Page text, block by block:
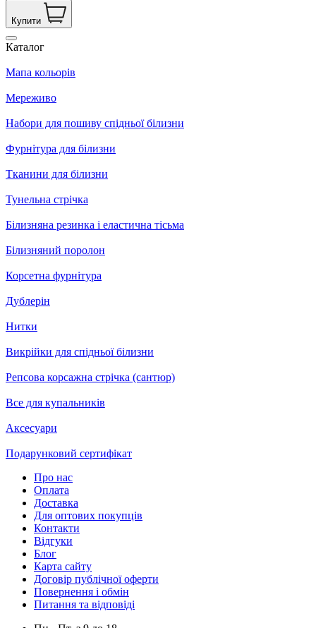
Купити
Каталог
Мапа кольорів
Мереживо
Набори для пошиву спідньої білизни
Фурнітура для білизни
Тканини для білизни
Тунельна стрічка
Білизняна резинка і еластична тісьма
Білизняний поролон
Корсетна фурнітура
Дублерін
Нитки
Викрійки для спідньої білизни
Репсова корсажна стрічка (сантюр)
Все для купальників
Аксесуари
Подарунковий сертифікат
Про нас
Оплата
Доставка
Для оптових покупців
Контакти
Відгуки
Блог
Карта сайту
Договір публічної оферти
Повернення і обмін
Питання та відповіді